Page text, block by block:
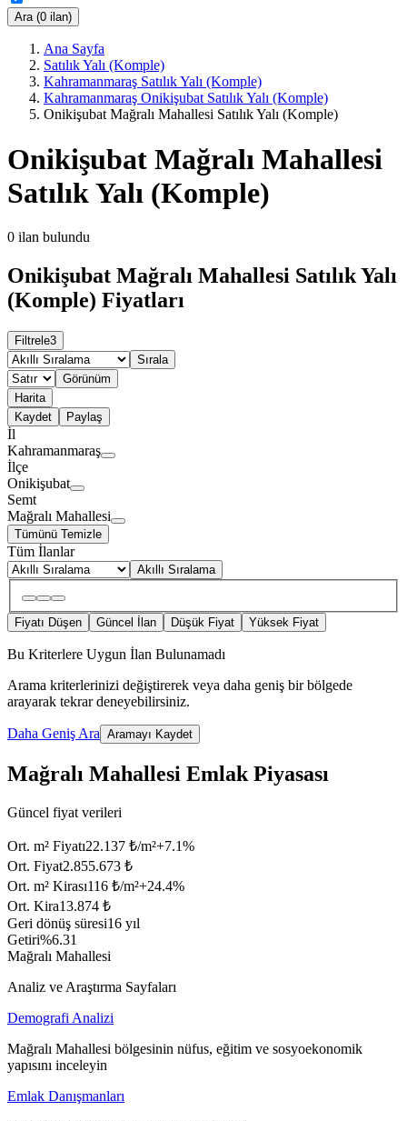
Ara (0 ilan)
Ana Sayfa
Satılık Yalı (Komple)
Kahramanmaraş Satılık Yalı (Komple)
Kahramanmaraş Onikişubat Satılık Yalı (Komple)
Onikişubat Mağralı Mahallesi Satılık Yalı (Komple)
Onikişubat Mağralı Mahallesi
Satılık Yalı (Komple)
0 ilan bulundu
Onikişubat Mağralı Mahallesi Satılık Yalı
(Komple) Fiyatları
Filtrele3
Sırala
Görünüm
Harita
Kaydet
Paylaş
İl
Kahramanmaraş
İlçe
Onikişubat
Semt
Mağralı Mahallesi
Tümünü Temizle
Tüm İlanlar
Akıllı Sıralama
Fiyatı Düşen Güncel İlan Düşük Fiyat Yüksek Fiyat
Bu Kriterlere Uygun İlan Bulunamadı
Arama kriterlerinizi değiştirerek veya daha geniş bir bölgede
arayarak tekrar deneyebilirsiniz.
Daha Geniş Ara Aramayı Kaydet
Mağralı Mahallesi Emlak Piyasası
Güncel fiyat verileri
Ort. m² Fiyatı22.137 ₺/m²+7.1%
Ort. Fiyat2.855.673 ₺
Ort. m² Kirası116 ₺/m²+24.4%
Ort. Kira13.874 ₺
Geri dönüş süresi16 yıl
Getiri%6.31
Mağralı Mahallesi
Analiz ve Araştırma Sayfaları
Demografi Analizi
Mağralı Mahallesi bölgesinin nüfus, eğitim ve sosyoekonomik
yapısını inceleyin
Emlak Danışmanları